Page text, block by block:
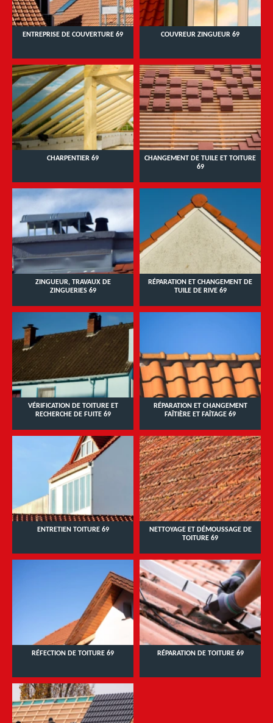
ENTREPRISE DE COUVERTURE 69 COUVREUR ZINGUEUR 69
CHARPENTIER 69
CHANGEMENT DE TUILE ET TOITURE
69
ZINGUEUR, TRAVAUX DE
ZINGUERIES 69
RÉPARATION ET CHANGEMENT DE
TUILE DE RIVE 69
VÉRIFICATION DE TOITURE ET
RECHERCHE DE FUITE 69
RÉPARATION ET CHANGEMENT
FAÎTIÈRE ET FAÎTAGE 69
ENTRETIEN TOITURE 69
NETTOYAGE ET DÉMOUSSAGE DE
TOITURE 69
RÉFECTION DE TOITURE 69 RÉPARATION DE TOITURE 69